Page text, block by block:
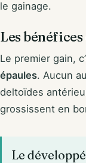
le gainage.
Les
Le premier gain,
épaules. Aucun
deltoïdes
grossissent en
Le